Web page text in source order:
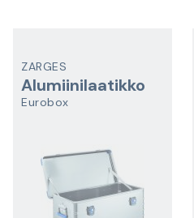
ZARGES
Alumiinilaatikko
Eurobox